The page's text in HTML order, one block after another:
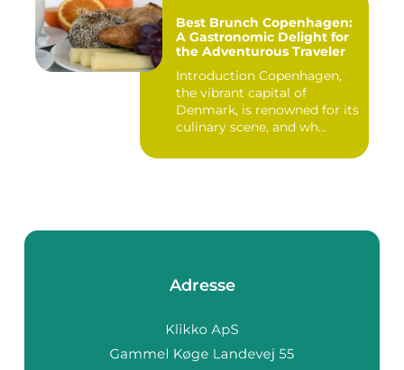
Best Brunch Copenhagen:
A Gastronomic Delight for
the Adventurous Traveler
Introduction Copenhagen,
the vibrant capital of
Denmark, is renowned for its
culinary scene, and wh...
Adresse